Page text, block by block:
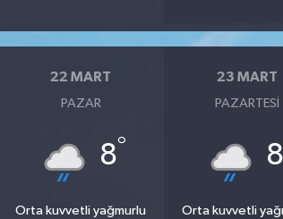
22 MART
PAZAR
8°
Orta kuvvetli yağmurlu
23 MART
PAZARTESI
8
Orta kuvvetli